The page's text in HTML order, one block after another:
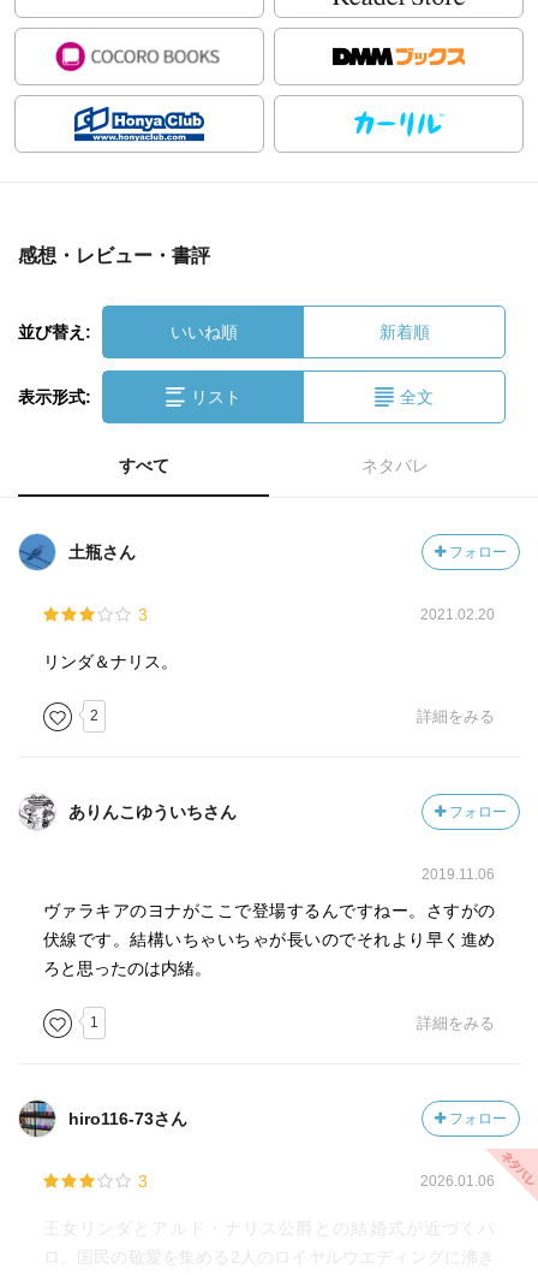
感想・レビュー・書評
並び替え: いいね順 新着順
表示形式: リスト 全文
すべて ネタバレ
土瓶さん フォロー
3 2021.02.20
リンダ＆ナリス。
2 詳細をみる
ありんこゆういちさん フォロー
2019.11.06
ヴァラキアのヨナがここで登場するんですねー。さすがの
伏線です。結構いちゃいちゃが長いのでそれより早く進め
ろと思ったのは内緒。
1 詳細をみる
hiro116-73さん フォロー
3 2026.01.06
王女リンダとアルド・ナリス公爵との結婚式が近づくパ
ロ。国民の敬愛を集める2人のロイヤルウエディングに沸き